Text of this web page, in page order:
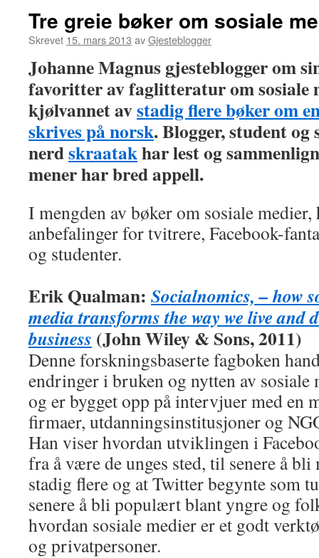
Tre greie bøker om sosiale
Skrevet 15. mars 2013 avGjesteblogger
Johanne Magnus gjesteblogger om
favoritter av faglitteratur om sosiale
kjølvannet avstadig flere bøker om
skrives på norsk. Blogger, student og
nerdskraatakhar lest og
mener har bred appell.
I mengden av bøker om sosiale medier,
anbefalinger for tvitrere, Facebook-
og studenter.
Erik Qualman: Socialnomics, – how
media transforms the way we live and
business (John Wiley & Sons, 2011)
Denne forskningsbaserte fagboken
endringer i bruken og nytten av sosiale
og er bygget opp på intervjuer med en
firmaer, utdanningsinstitusjoner og
Han viser hvordan utviklingen i
fra å være de unges sted, til senere å
stadig flere og at Twitter begynte som
senere å bli populært blant yngre og
hvordan sosiale medier er et godt
og privatpersoner.